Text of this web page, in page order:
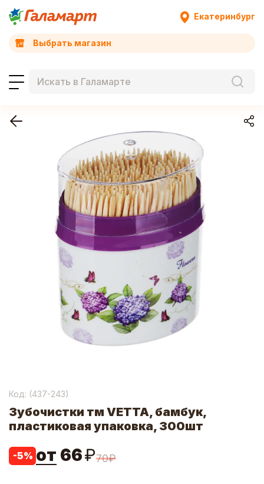
Екатеринбург
Выбрать магазин
Код: (437-243)
Зубочистки тм VETTA, бамбук,
пластиковая упаковка, 300шт
-5% от 66₽70₽